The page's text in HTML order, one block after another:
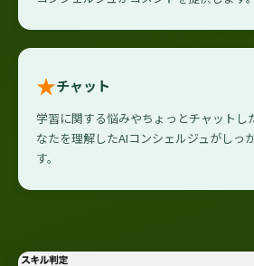
★チャット
学習に関する悩みやちょっとチャットし
なたを理解したAIコンシェルジュがしっ
す。